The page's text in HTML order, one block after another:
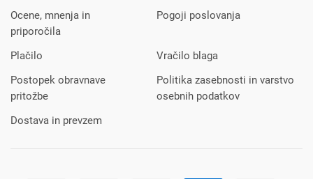
Ocene, mnenja in
priporočila
Pogoji poslovanja
Plačilo
Vračilo blaga
Postopek obravnave
pritožbe
Politika zasebnosti in varstvo
osebnih podatkov
Dostava in prevzem